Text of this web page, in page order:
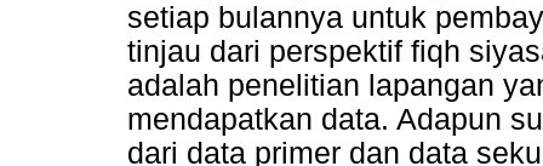
setiap bulannya untuk
tinjau dari perspektif fiqh
adalah penelitian lapangan
mendapatkan data. Adapun
dari data primer dan data